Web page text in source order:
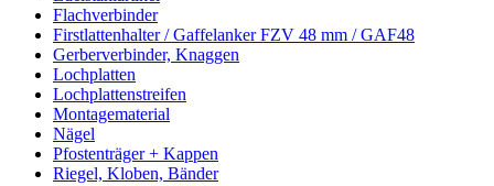
Flachverbinder
Firstlattenhalter / Gaffelanker FZV 48 mm / GAF48
Gerberverbinder, Knaggen
Lochplatten
Lochplattenstreifen
Montagematerial
Nägel
Pfostenträger + Kappen
Riegel, Kloben, Bänder